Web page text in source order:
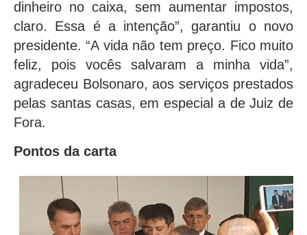
dinheiro no caixa, sem aumentar impostos,
claro. Essa é a intenção”, garantiu o novo
presidente. “A vida não tem preço. Fico muito
feliz, pois vocês salvaram a minha vida”,
agradeceu Bolsonaro, aos serviços prestados
pelas santas casas, em especial a de Juiz de
Fora.
Pontos da carta